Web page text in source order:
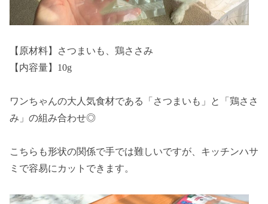
【原材料】さつまいも、鶏ささみ
【内容量】10g
ワンちゃんの大人気食材である「さつまいも」と「鶏ささ
み」の組み合わせ◎
こちらも形状の関係で手では難しいですが、キッチンハサ
ミで容易にカットできます。